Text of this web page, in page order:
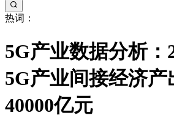
热词：
5G产业数据分析：
5G产业间接经济产
40000亿元